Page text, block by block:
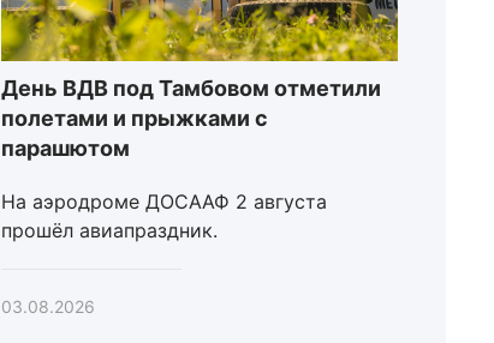
День ВДВ под Тамбовом отметили
полетами и прыжками с
парашютом
На аэродроме ДОСААФ 2 августа
прошёл авиапраздник.
03.08.2026